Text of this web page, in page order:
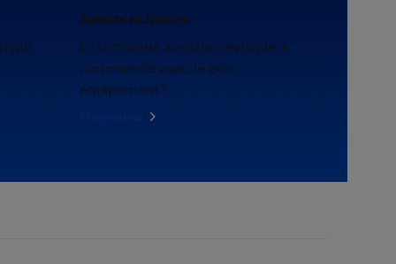
Sports et loisirs.
Et si chaque aventure estivale a
commencé avec le bon
équipement?